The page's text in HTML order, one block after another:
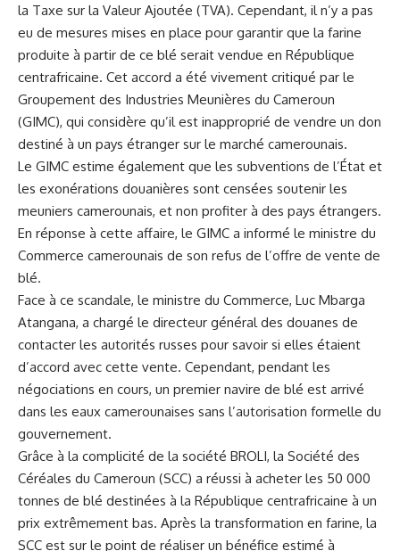
la Taxe‌ sur la Valeur Ajoutée (TVA). Cependant, ⁣il n’y a pas
eu‌ de mesures mises en place pour garantir ⁣que la ​farine
produite à partir ⁣de ce blé serait vendue en République
centrafricaine. Cet accord a été vivement‌ critiqué par le
Groupement des Industries Meunières du Cameroun
(GIMC), qui considère qu’il est inapproprié de‌ vendre un don
destiné à un pays étranger sur le marché camerounais.
Le GIMC estime également ⁣que les subventions de l’État et
les exonérations douanières sont censées soutenir les
meuniers⁣ camerounais, et non ‌profiter à des​ pays étrangers.
En réponse à cette affaire, le GIMC a informé le ministre du
Commerce camerounais de son refus de l’offre de vente de
blé.
Face à ce scandale, le ministre du Commerce, Luc Mbarga
Atangana, a chargé⁣ le directeur général des‍ douanes‌ de
contacter les autorités russes pour savoir si elles étaient ​
d’accord avec cette vente. Cependant, pendant les
négociations en cours, un premier ‌navire ⁤de blé est arrivé
dans les eaux camerounaises sans l’autorisation formelle du
gouvernement.
Grâce à la complicité de la société BROLI,‌ la Société des
Céréales du Cameroun (SCC) a réussi à acheter les 50 000
tonnes de blé destinées ⁣à la République centrafricaine à un
prix extrêmement bas. Après la transformation⁢ en farine, la
SCC est sur le point de réaliser un bénéfice estimé à